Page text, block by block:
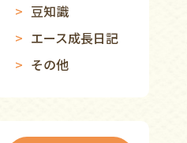
豆知識
エース成長日記
その他